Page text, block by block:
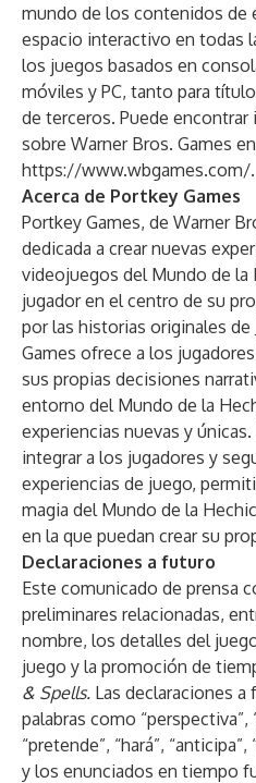
mundo de los contenidos de
espacio interactivo en todas
los juegos basados en
móviles y PC, tanto para
de terceros. Puede
sobre Warner Bros. Games en
https://www.wbgames.com/.
Acerca de Portkey Games
Portkey Games, de Warner
dedicada a crear nuevas
videojuegos del Mundo de la
jugador en el centro de su
por las historias originales de
Games ofrece a los
sus propias decisiones
entorno del Mundo de la
experiencias nuevas y
integrar a los jugadores y
experiencias de juego,
magia del Mundo de la
en la que puedan crear su
Declaraciones a futuro
Este comunicado de prensa
preliminares relacionadas,
nombre, los detalles del
juego y la promoción de
& Spells. Las declaraciones
palabras como “perspectiva”,
“pretende”, “hará”, “anticipa”,
y los enunciados en tiempo